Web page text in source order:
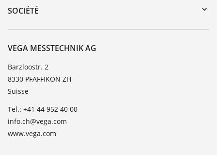
DTM Collection/PACTware
Formations
TeamViewer
SOCIÉTÉ
À propos de VEGA
Contact
News
Presse
Blog
VEGA MESSTECHNIK AG
Barzloostr. 2
8330 PFÄFFIKON ZH
Suisse
Tel.: +41 44 952 40 00
info.ch@vega.com
www.vega.com